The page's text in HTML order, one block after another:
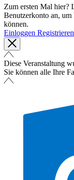
Zum ersten Mal hier?
Benutzerkonto an, um
können.
Einloggen Registrieren
Diese Veranstaltung
Sie können alle Ihre